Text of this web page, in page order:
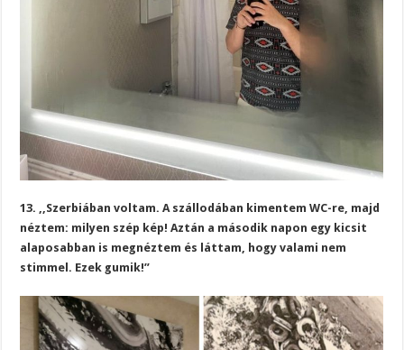
13. ,,Szerbiában voltam. A szállodában kimentem WC-re, majd
néztem: milyen szép kép! Aztán a második napon egy kicsit
alaposabban is megnéztem és láttam, hogy valami nem
stimmel. Ezek gumik!”